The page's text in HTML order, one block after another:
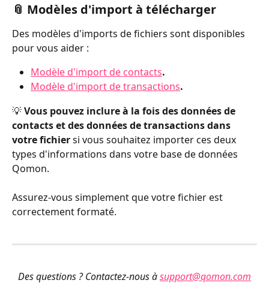
📎 Modèles d'import à télécharger
Des modèles d'imports de fichiers sont disponibles
pour vous aider :
Modèle d'import de contacts.
Modèle d'import de transactions.
💡 Vous pouvez inclure à la fois des données de
contacts et des données de transactions dans
votre fichier si vous souhaitez importer ces deux
types d'informations dans votre base de données
Qomon.
Assurez-vous simplement que votre fichier est
correctement formaté.
Des questions ? Contactez-nous à support@qomon.com